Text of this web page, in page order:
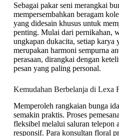
Sebagai pakar seni merangkai
mempersembahkan beragam
yang didesain khusus untuk
penting. Mulai dari pernikahan,
ungkapan dukacita, setiap karya
merupakan harmoni sempurna
perasaan, dirangkai dengan
pesan yang paling personal.
Kemudahan Berbelanja di Lexa
Memperoleh rangkaian bunga
semakin praktis. Proses
fleksibel melalui saluran telepon
responsif. Para konsultan floral